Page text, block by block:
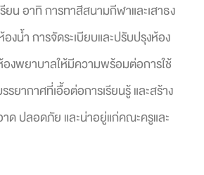
ยน อาทิ การทาสีสนามกีฬาและเสาธง
งน้ำ การจัดระเบียบและปรับปรุงห้อง
งพยาบาลให้มีความพร้อมต่อการใช้
รยากาศที่เอื้อต่อการเรียนรู้ และสร้าง
ด ปลอดภัย และน่าอยู่แก่คณะครูและ